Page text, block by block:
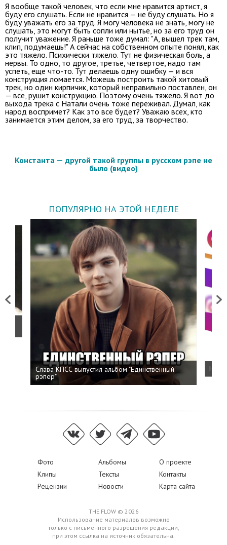
Я вообще такой человек, что если мне нравится артист, я
буду его слушать. Если не нравится — не буду слушать. Но я
буду уважать его за труд. Я могу человека не знать, могу не
слушать, это могут быть сопли или нытье, но за его труд он
получит уважение. Я раньше тоже думал: "А, вышел трек там,
клип, подумаешь!" А сейчас на собственном опыте понял, как
это тяжело. Психически тяжело. Тут не физическая боль, а
нервы. То одно, то другое, третье, четвертое, надо там
успеть, еще что-то. Тут делаешь одну ошибку — и вся
конструкция ломается. Можешь построить такой хитовый
трек, но один кирпичик, который неправильно поставлен, он
— все, рушит конструкцию. Поэтому очень тяжело. Я вот до
выхода трека с Натали очень тоже переживал. Думал, как
народ воспримет? Как это все будет? Уважаю всех, кто
занимается этим делом, за его труд, за творчество.
Константа — другой такой группы в русском рэпе не
было (видео)
ПОПУЛЯРНО НА ЭТОЙ НЕДЕЛЕ
Previous
Слава КПСС выпустил альбом "Единственный
рэпер"
Next
Фото Альбомы
О проекте
Клипы
Тексты
Контакты
Рецензии
Новости Карта сайта
THE FLOW © 2026
Использование материалов возможно
только с письменного разрешения редакции,
при этом ссылка на источник обязательна.